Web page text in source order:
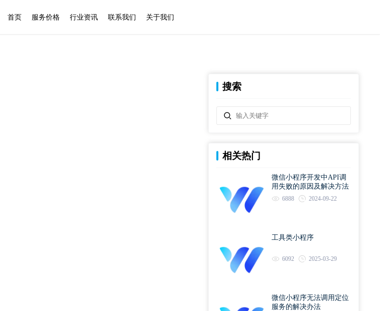
首页 服务价格 行业资讯 联系我们 关于我们
搜索
相关热门
微信小程序开发中API调
用失败的原因及解决方法
6888 2024-09-22
工具类小程序
6092 2025-03-29
微信小程序无法调用定位
服务的解决办法